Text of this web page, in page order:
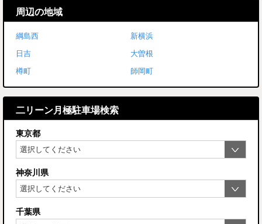
周辺の地域
綱島西
新横浜
日吉
大曽根
樽町
師岡町
二リーン月極駐車場検索
東京都
神奈川県
千葉県